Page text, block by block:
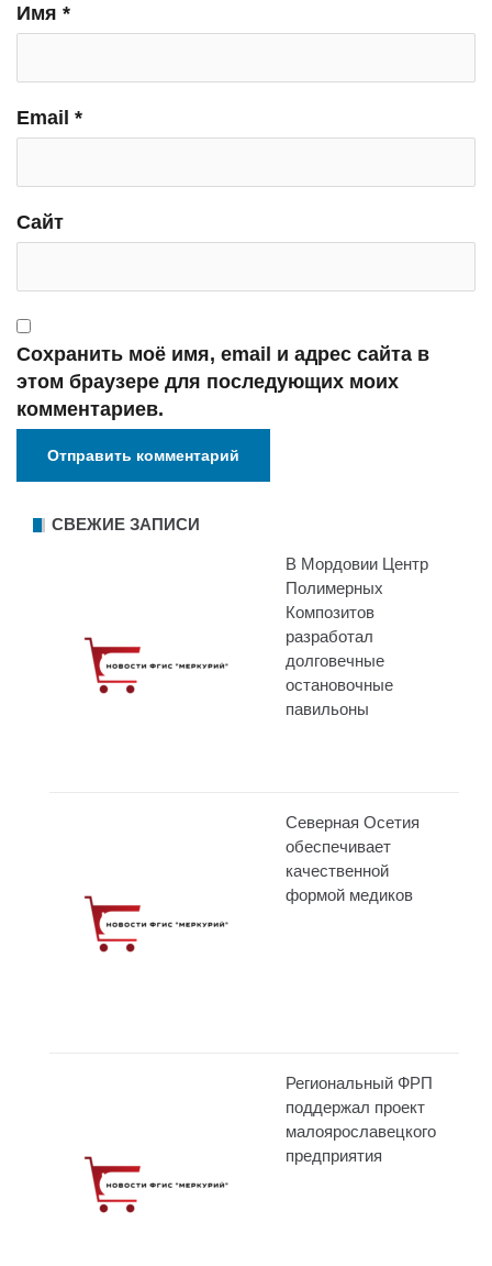
Имя *
Email *
Сайт
Сохранить моё имя, email и адрес сайта в
этом браузере для последующих моих
комментариев.
СВЕЖИЕ ЗАПИСИ
В Мордовии Центр
Полимерных
Композитов
разработал
долговечные
остановочные
павильоны
Северная Осетия
обеспечивает
качественной
формой медиков
Региональный ФРП
поддержал проект
малоярославецкого
предприятия